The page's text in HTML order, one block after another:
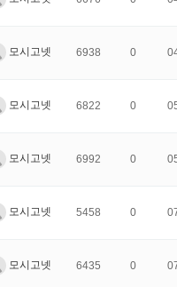
모시고넷 6938 0
모시고넷 6822 0
모시고넷 6992 0
모시고넷 5458 0
모시고넷 6435 0